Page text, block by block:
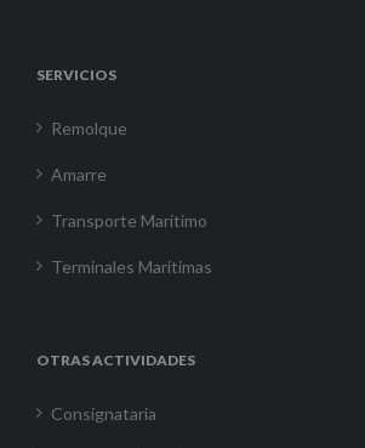
SERVICIOS
Remolque
Amarre
Transporte Marítimo
Terminales Marítimas
OTRAS ACTIVIDADES
Consignataria